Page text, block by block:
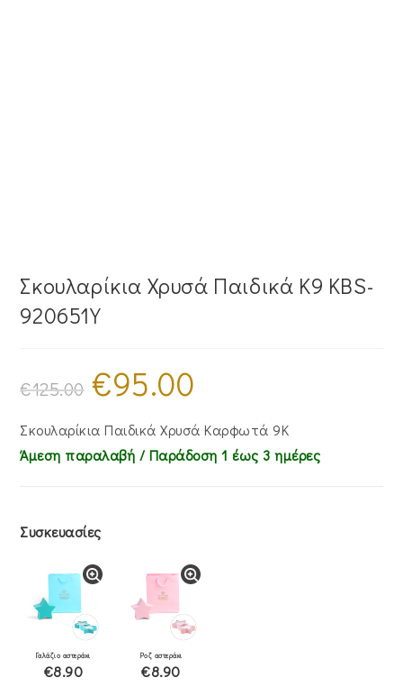
Σκουλαρίκια Χρυσά Παιδικά Κ9 KBS-
920651Y
€125.00
Original
price
was:
€95.00
€95.00.
Σκουλαρίκια Παιδικά Χρυσά Καρφωτά 9Κ
Άμεση παραλαβή / Παράδoση 1 έως 3 ημέρες
Συσκευασίες
Γαλάζιο αστεράκι
€8.90
Ροζ αστεράκι
€8.90